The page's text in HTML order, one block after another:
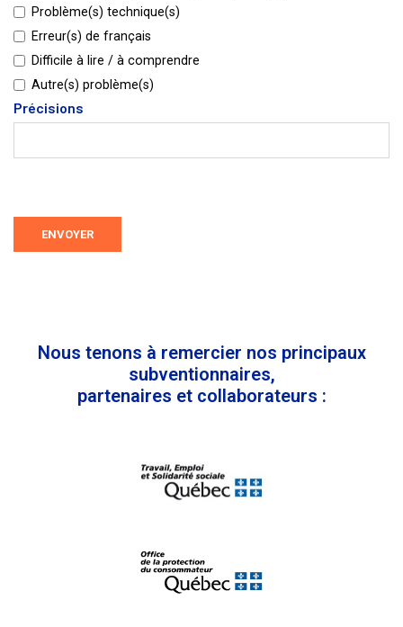
Problème(s) technique(s)
Erreur(s) de français
Difficile à lire / à comprendre
Autre(s) problème(s)
Précisions
ENVOYER
Nous tenons à remercier nos principaux
subventionnaires,
partenaires et collaborateurs :